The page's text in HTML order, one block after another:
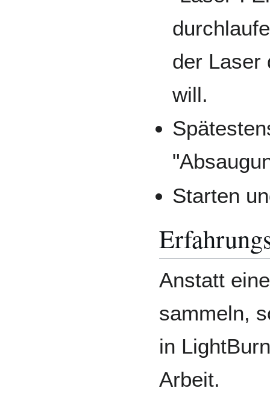
der Laser
will.
Starten
Anstatt
sammeln,
in
Arbeit.